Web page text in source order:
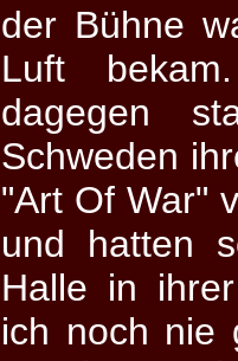
der Bühne
Luft
dagegen
Schweden
"Art Of War"
und hatten
Halle in
ich noch nie